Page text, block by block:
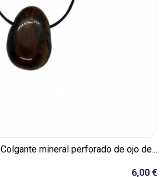
Colgante mineral perforado de ojo de...
6,00 €